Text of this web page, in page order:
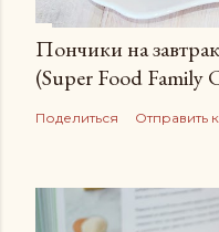
Пончики на
(Super Food Family
Поделиться Отправить